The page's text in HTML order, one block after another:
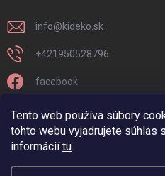
Tento web používa súbory
tohto webu vyjadrujete súhlas
informáciítu.
info@kideko.sk
+421950528796
facebook
kideko.sk/